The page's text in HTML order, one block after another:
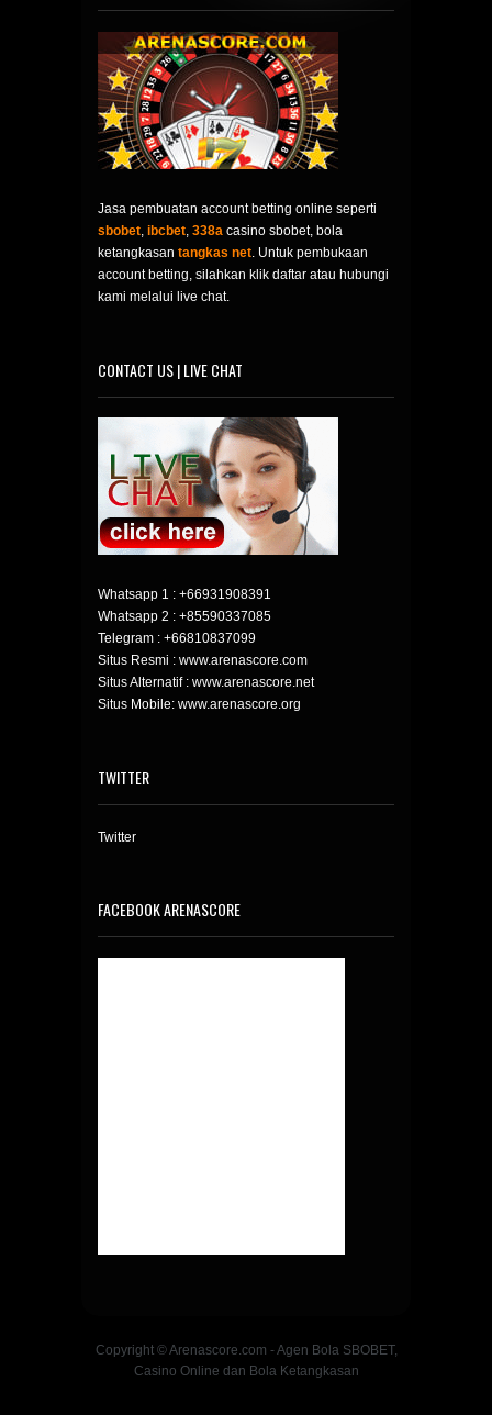
Jasa pembuatan account betting online seperti
sbobet, ibcbet, 338a casino sbobet, bola
ketangkasan tangkas net. Untuk pembukaan
account betting, silahkan klik daftar atau hubungi
kami melalui live chat.
CONTACT US | LIVE CHAT
Whatsapp 1 : +66931908391
Whatsapp 2 : +85590337085
Telegram : +66810837099
Situs Resmi : www.arenascore.com
Situs Alternatif : www.arenascore.net
Situs Mobile: www.arenascore.org
TWITTER
Twitter
FACEBOOK ARENASCORE
Copyright © Arenascore.com - Agen Bola SBOBET,
Casino Online dan Bola Ketangkasan